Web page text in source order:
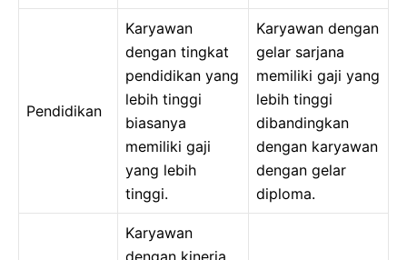
Pendidikan
Karyawan
dengan tingkat
pendidikan yang
lebih tinggi
biasanya
memiliki gaji
yang lebih
tinggi.
Karyawan dengan
gelar sarjana
memiliki gaji yang
lebih tinggi
dibandingkan
dengan karyawan
dengan gelar
diploma.
Karyawan